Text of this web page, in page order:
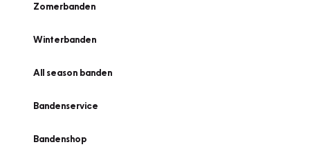
Zomerbanden
Winterbanden
All season banden
Bandenservice
Bandenshop